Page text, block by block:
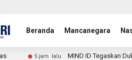
Beranda Mancanegara
MIND ID Tegaskan Dukungan Penuh